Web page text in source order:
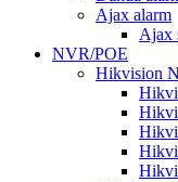
Ajax alarm
Ajax
NVR/POE
Hikvision